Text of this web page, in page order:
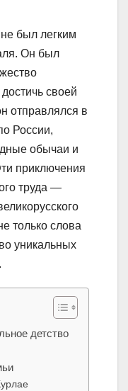
был легким
Он был
своей
отправлялся в
России,
обычаи и
приключения
труда —
только слова
уникальных
детство